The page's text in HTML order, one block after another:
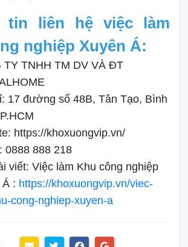
tin liên hệ việc làm
nghiệp Xuyên Á:
TY TNHH TM DV VÀ ĐT
17 đường số 48B, Tân Tạo, Bình
https://khoxuongvip.vn/
0888 888 218
viết: Việc làm Khu công nghiệp
Á : https://khoxuongvip.vn/viec-
cong-nghiep-xuyen-a